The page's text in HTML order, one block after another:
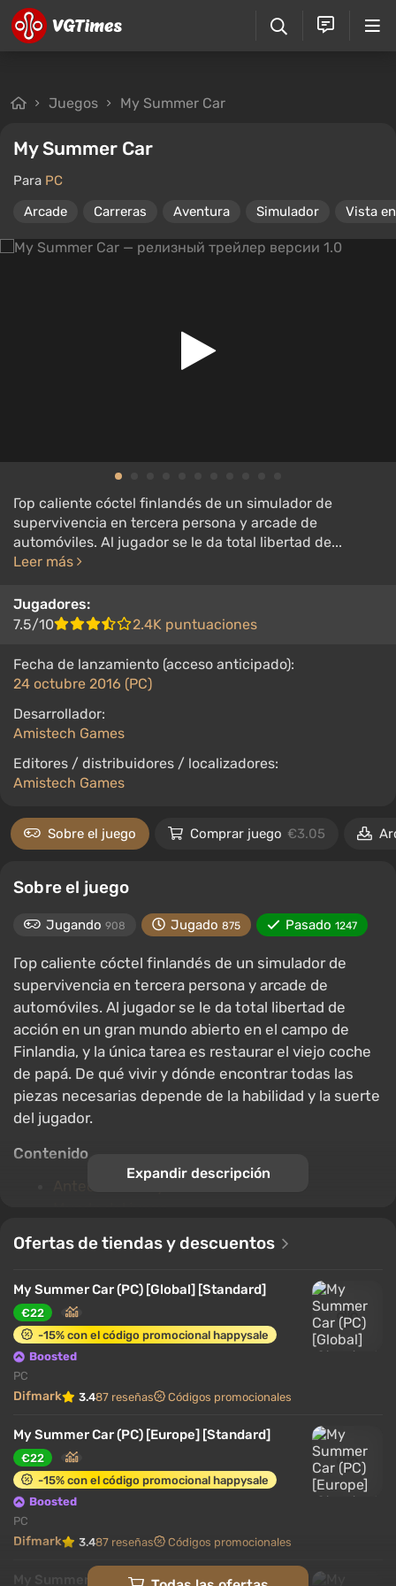
Juegos My Summer Car
My Summer Car
Para PC
Arcade
Carreras Aventura Simulador Vista
Гор caliente cóctel finlandés de un simulador de
supervivencia en tercera persona y arcade de
automóviles. Al jugador se le da total libertad de...
Leer más
Jugadores:
7.5/10
2.4K puntuaciones
Fecha de lanzamiento (acceso anticipado):
24 octubre 2016 (PC)
Desarrollador:
Amistech Games
Editores / distribuidores / localizadores:
Amistech Games
Sobre el juego Comprar juego €3.05
Sobre el juego
Jugando 908 Jugado 875 Pasado 1247
Гор caliente cóctel finlandés de un simulador de
supervivencia en tercera persona y arcade de
automóviles. Al jugador se le da total libertad de
acción en un gran mundo abierto en el campo de
Finlandia, y la única tarea es restaurar el viejo coche
de papá. De qué vivir y dónde encontrar todas las
piezas necesarias depende de la habilidad y la suerte
del jugador.
Contenido
Antecedentes y trama
Juego en solitario
Antecedentes y trama
Expandir descripción
Ofertas de tiendas y descuentos
My Summer Car (PC) [Global] [Standard]
€22
-15% con el código promocional happysale
Boosted
PC
Difmark 3.487 reseñas Códigos promocionales
My Summer Car (PC) [Europe] [Standard]
€22
-15% con el código promocional happysale
Boosted
PC
Difmark 3.487 reseñas Códigos promocionales
My Summer Car (PC) [North America]